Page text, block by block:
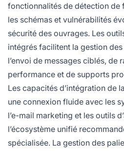
fonctionnalités de détection de
les schémas et vulnérabilités
sécurité des ouvrages. Les
intégrés facilitent la gestion
l’envoi de messages ciblés, de
performance et de supports
Les capacités d’intégration de
une connexion fluide avec les
l’e-mail marketing et les outils
l’écosystème unifié
spécialisée. La gestion des